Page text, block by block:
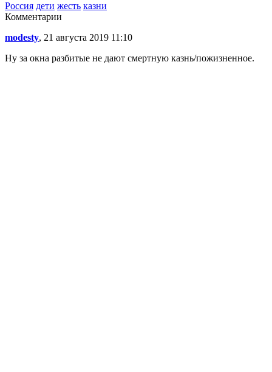
Россия дети жесть казни
Комментарии
modesty, 21 августа 2019 11:10
Ну за окна разбитые не дают смертную казнь/пожизненное.